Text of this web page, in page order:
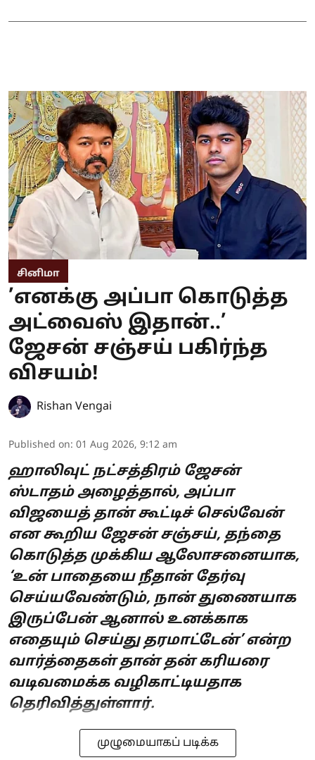
சினிமா
’எனக்கு அப்பா கொடுத்த
அட்வைஸ் இதான்..’
ஜேசன் சஞ்சய் பகிர்ந்த
விசயம்!
Rishan Vengai
Published on: 01 Aug 2026, 9:12 am
ஹாலிவுட் நட்சத்திரம் ஜேசன்
ஸ்டாதம் அழைத்தால், அப்பா
விஜயைத் தான் கூட்டிச் செல்வேன்
என கூறிய ஜேசன் சஞ்சய், தந்தை
கொடுத்த முக்கிய ஆலோசனையாக,
‘உன் பாதையை நீதான் தேர்வு
செய்யவேண்டும், நான் துணையாக
இருப்பேன் ஆனால் உனக்காக
எதையும் செய்து தரமாட்டேன்’ என்ற
வார்த்தைகள் தான் தன் கரியரை
வடிவமைக்க வழிகாட்டியதாக
தெரிவித்துள்ளார்.
முழுமையாகப் படிக்க